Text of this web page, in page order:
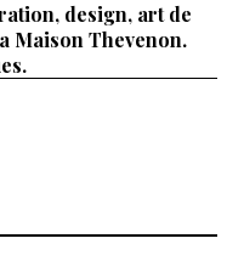
design, art de
Maison Thevenon.